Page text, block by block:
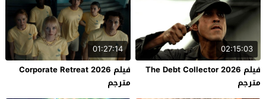
02:15:03
فيلم The Debt Collector 2026
مترجم
01:27:14
فيلم Corporate Retreat 2026
مترجم